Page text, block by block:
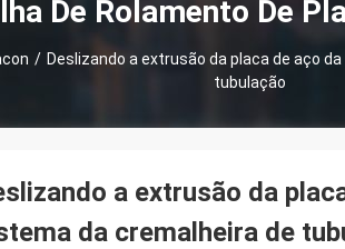
De Rolamento De
/ Deslizando a extrusão da placa de aço
tubulação
a extrusão da
da cremalheira de